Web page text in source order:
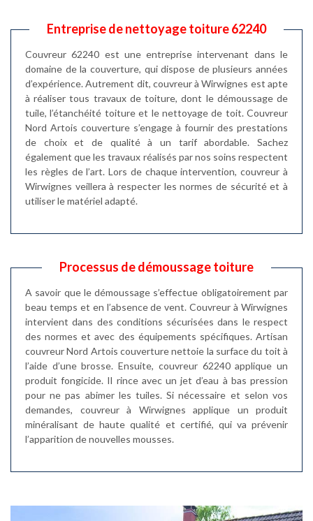
Entreprise de nettoyage toiture 62240
Couvreur 62240 est une entreprise intervenant dans le
domaine de la couverture, qui dispose de plusieurs années
d’expérience. Autrement dit, couvreur à Wirwignes est apte
à réaliser tous travaux de toiture, dont le démoussage de
tuile, l’étanchéité toiture et le nettoyage de toit. Couvreur
Nord Artois couverture s’engage à fournir des prestations
de choix et de qualité à un tarif abordable. Sachez
également que les travaux réalisés par nos soins respectent
les règles de l’art. Lors de chaque intervention, couvreur à
Wirwignes veillera à respecter les normes de sécurité et à
utiliser le matériel adapté.
Processus de démoussage toiture
A savoir que le démoussage s’effectue obligatoirement par
beau temps et en l’absence de vent. Couvreur à Wirwignes
intervient dans des conditions sécurisées dans le respect
des normes et avec des équipements spécifiques. Artisan
couvreur Nord Artois couverture nettoie la surface du toit à
l’aide d’une brosse. Ensuite, couvreur 62240 applique un
produit fongicide. Il rince avec un jet d’eau à bas pression
pour ne pas abimer les tuiles. Si nécessaire et selon vos
demandes, couvreur à Wirwignes applique un produit
minéralisant de haute qualité et certifié, qui va prévenir
l’apparition de nouvelles mousses.